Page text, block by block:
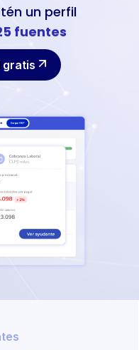
un perfil
fuentes
gratis